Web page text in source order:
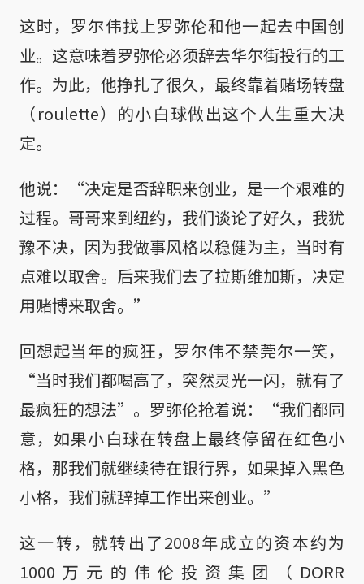
这时，罗尔伟找上罗弥伦和他一起去中国创
业。这意味着罗弥伦必须辞去华尔街投行的工
作。为此，他挣扎了很久，最终靠着赌场转盘
（roulette）的小白球做出这个人生重大决
定。
他说：“决定是否辞职来创业，是一个艰难的
过程。哥哥来到纽约，我们谈论了好久，我犹
豫不决，因为我做事风格以稳健为主，当时有
点难以取舍。后来我们去了拉斯维加斯，决定
用赌博来取舍。”
回想起当年的疯狂，罗尔伟不禁莞尔一笑，
“当时我们都喝高了，突然灵光一闪，就有了
最疯狂的想法”。罗弥伦抢着说：“我们都同
意，如果小白球在转盘上最终停留在红色小
格，那我们就继续待在银行界，如果掉入黑色
小格，我们就辞掉工作出来创业。”
这一转，就转出了2008年成立的资本约为
1000万元的伟伦投资集团（DORR